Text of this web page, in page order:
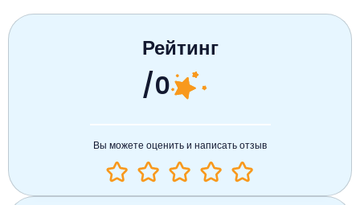
Рейтинг
/0
Вы можете оценить и написать отзыв